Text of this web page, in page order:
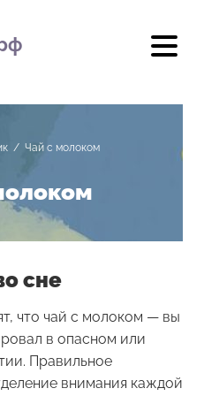
/ Чай с молоком
сне
что чай с молоком — вы
в опасном или
Правильное
внимания каждой